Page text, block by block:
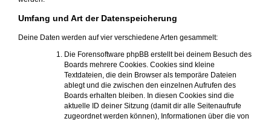
Umfang und Art der Datenspeicherung
Deine Daten werden auf vier verschiedene Arten gesammelt:
Die Forensoftware phpBB erstellt bei deinem Besuch des
Boards mehrere Cookies. Cookies sind kleine
Textdateien, die dein Browser als temporäre Dateien
ablegt und die zwischen den einzelnen Aufrufen des
Boards erhalten bleiben. In diesen Cookies sind die
aktuelle ID deiner Sitzung (damit dir alle Seitenaufrufe
zugeordnet werden können), Informationen über die von